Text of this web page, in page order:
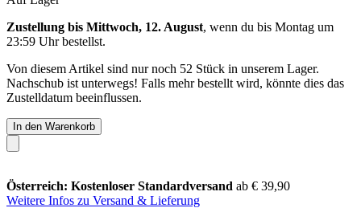
Zustellung bis Mittwoch, 12. August, wenn du bis Montag um
23:59 Uhrbestellst.
Von diesem Artikel sind nur noch 52 Stück in unserem Lager.
Nachschub ist unterwegs! Falls mehr bestellt wird, könnte dies das
Zustelldatum beeinflussen.
In den Warenkorb
Österreich: Kostenloser Standardversand ab € 39,90
Weitere Infos zu Versand & Lieferung